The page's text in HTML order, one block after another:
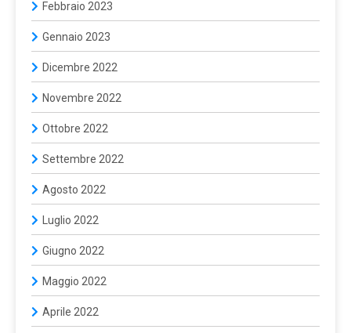
Febbraio 2023
Gennaio 2023
Dicembre 2022
Novembre 2022
Ottobre 2022
Settembre 2022
Agosto 2022
Luglio 2022
Giugno 2022
Maggio 2022
Aprile 2022